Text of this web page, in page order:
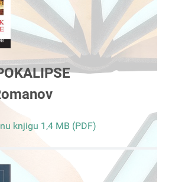
knjigu 1,4 MB (PDF)